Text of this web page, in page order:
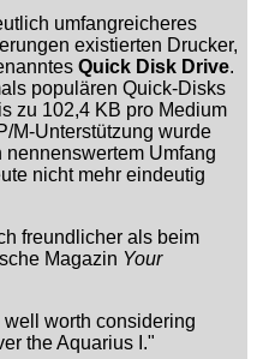
umfangreicheres
existierten Drucker,
Quick Disk Drive.
populären Quick-Disks
zu 102,4 KB pro Medium
M-Unterstützung wurde
Umfang
nicht mehr eindeutig
freundlicher als beim
Magazin Your
worth considering
the Aquarius I."